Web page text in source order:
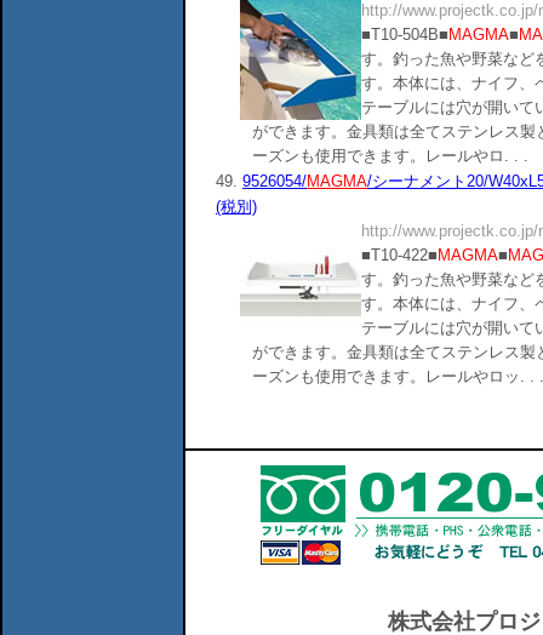
http://
■T10-504B■ MAGMA■
す。釣った魚や野菜など
す。本体には、ナイフ、
テーブルには穴が開いて
ができます。金具類は全てステンレス
ーズンも使用できます。レールやロ. . .
49. 9526054/MAGMA/シーナメント20/
(税別)
http://
■T10-422■ MAGMA■
す。釣った魚や野菜など
す。本体には、ナイフ、
テーブルには穴が開いて
ができます。金具類は全てステンレス
ーズンも使用できます。レールやロッ. . .
株式会社プロ